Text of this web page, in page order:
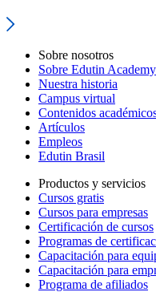
Sobre nosotros
Sobre Edutin Academy
Nuestra historia
Campus virtual
Contenidos
Artículos
Empleos
Edutin Brasil
Productos y servicios
Cursos gratis
Cursos para empresas
Certificación de cursos
Programas de
Capacitación para
Capacitación para
Programa de afiliados